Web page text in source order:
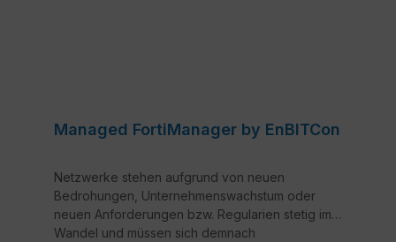
Managed FortiManager by EnBITCon
Netzwerke stehen aufgrund von neuen
Bedrohungen, Unternehmenswachstum oder
neuen Anforderungen bzw. Regularien stetig im
Wandel und müssen sich demnach